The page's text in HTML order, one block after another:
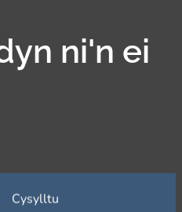
ni'n ei